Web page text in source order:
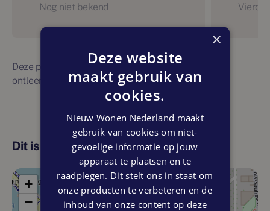
Nog niet bekend
Vierde
Deze planning is indicatief. Er kunnen geen rechten
ontleend worden aan bovenstaande planning
Dit is de locatie
+
−
×
Deze website
maakt gebruik van
cookies.
Nieuw Wonen Nederland maakt
gebruik van cookies om niet-
gevoelige informatie op jouw
apparaat te plaatsen en te
raadplegen. Dit stelt ons in staat om
onze producten te verbeteren en de
inhoud van onze content op deze